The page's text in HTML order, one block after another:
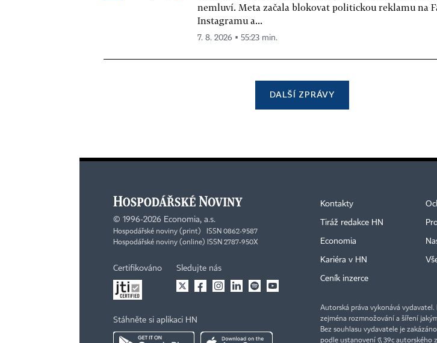
nemluví. Meta začala blokovat politickou reklamu na
Instagramu a...
7. 8. 2026 ▪ 55:23 min.
DALŠÍ ZPRÁVY
© 1996-2026 Economia, a.s.
Hospodářské noviny (print) ISSN 0862-9587
Hospodářské noviny (online) ISSN 2787-950X
Certifikováno Sledujte nás
Stáhněte si aplikaci HN
Kontakty
Tiráž redakce HN
Economia
Kariéra v HN
Ceník inzerce
Autorská práva vykonává
zejména rozmnožování a šíření
Bez souhlasu vydavatele je
podle ustanovení § 39c autorského